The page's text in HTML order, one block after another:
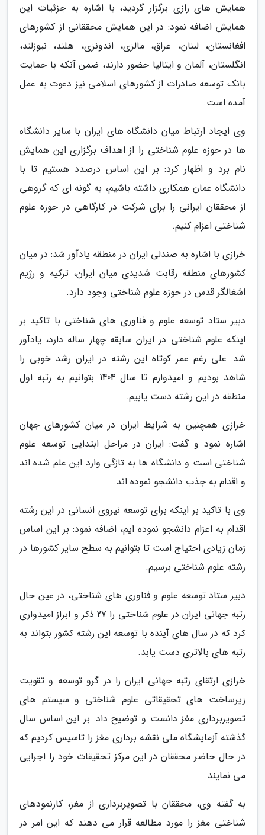
همایش های رازی برگزار گردید، با اشاره به جزئیات این
همایش اضافه نمود: در این همایش محققانی از کشورهای
افغانستان، لبنان، عراق، مالزی، اندونزی، هلند، نیوزلند،
انگلستان، آلمان و ایتالیا حضور دارند، ضمن آنکه با حمایت
بانک توسعه صادرات از کشورهای اسلامی نیز دعوت به عمل
آمده است.
وی ایجاد ارتباط میان دانشگاه های ایران با سایر دانشگاه
ها در حوزه علوم شناختی را از اهداف برگزاری این همایش
نام برد و اظهار کرد: بر این اساس درصدد هستیم تا با
دانشگاه عمان همکاری داشته باشیم، به گونه ای که گروهی
از محققان ایرانی را برای شرکت در کارگاهی در حوزه علوم
شناختی اعزام کنیم.
خرازی با اشاره به صندلی ایران در منطقه یادآور شد: در میان
کشورهای منطقه رقابت شدیدی میان ایران، ترکیه و رژیم
اشغالگر قدس در حوزه علوم شناختی وجود دارد.
دبیر ستاد توسعه علوم و فناوری های شناختی با تاکید بر
اینکه علوم شناختی در ایران سابقه چهار ساله دارد، یادآور
شد: علی رغم عمر کوتاه این رشته در ایران رشد خوبی را
شاهد بودیم و امیدوارم تا سال 1404 بتوانیم به رتبه اول
منطقه در این رشته دست یابیم.
خرازی همچنین به شرایط ایران در میان کشورهای جهان
اشاره نمود و گفت: ایران در مراحل ابتدایی توسعه علوم
شناختی است و دانشگاه ها به تازگی وارد این علم شده اند
و اقدام به جذب دانشجو نموده اند.
وی با تاکید بر اینکه برای توسعه نیروی انسانی در این رشته
اقدام به اعزام دانشجو نموده ایم، اضافه نمود: بر این اساس
زمان زیادی احتیاج است تا بتوانیم به سطح سایر کشورها در
رشته علوم شناختی برسیم.
دبیر ستاد توسعه علوم و فناوری های شناختی، در عین حال
رتبه جهانی ایران در علوم شناختی را 27 ذکر و ابراز امیدواری
کرد که در سال های آینده با توسعه این رشته کشور بتواند به
رتبه های بالاتری دست یابد.
خرازی ارتقای رتبه جهانی ایران را در گرو توسعه و تقویت
زیرساخت های تحقیقاتی علوم شناختی و سیستم های
تصویربرداری مغز دانست و توضیح داد: بر این اساس سال
گذشته آزمایشگاه ملی نقشه برداری مغز را تاسیس کردیم که
در حال حاضر محققان در این مرکز تحقیقات خود را اجرایی
می نمایند.
به گفته وی، محققان با تصویربرداری از مغز، کارنمودهای
شناختی مغز را مورد مطالعه قرار می دهند که این امر در